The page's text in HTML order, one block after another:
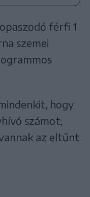
férfi 1
szemei
hogy
számot,
az eltűnt